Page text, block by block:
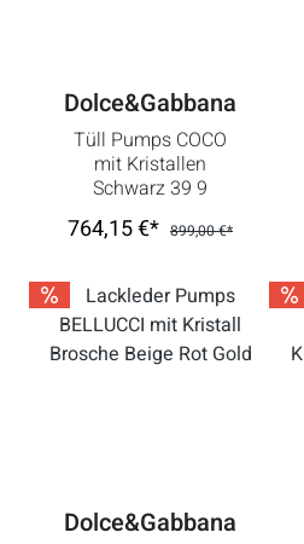
Dolce&Gabbana
Tüll Pumps COCO
mit Kristallen
Schwarz 39 9
764,15 €* 899,00 €*
Dolce&Gabbana